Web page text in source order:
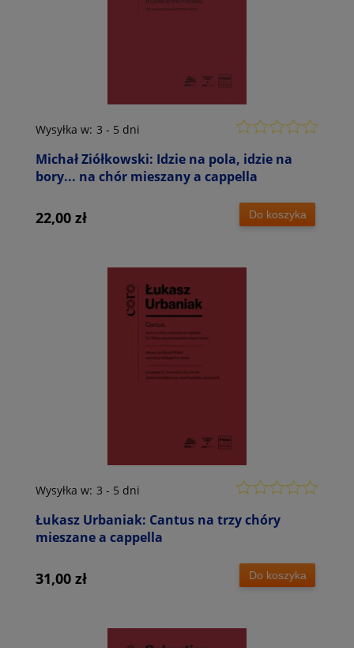
Michał Ziółkowski: Idzie na pola, idzie na
bory... na chór mieszany a cappella
Wysyłka w: 3 - 5 dni
22,00 zł Do koszyka
Łukasz Urbaniak: Cantus na trzy chóry
mieszane a cappella
Wysyłka w: 3 - 5 dni
31,00 zł Do koszyka